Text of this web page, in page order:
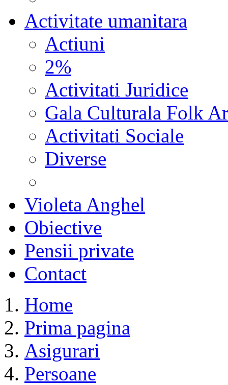
Activitate umanitara
Actiuni
2%
Activitati Juridice
Gala Culturala Folk
Activitati Sociale
Diverse
Violeta Anghel
Obiective
Pensii private
Contact
Home
Prima pagina
Asigurari
Persoane